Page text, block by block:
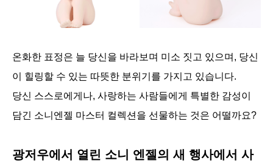
온화한 표정은 늘 당신을 바라보며 미소 짓고 있으며, 당신
이 힐링할 수 있는 따뜻한 분위기를 가지고 있습니다.
당신 스스로에게나, 사랑하는 사람들에게 특별한 감성이
담긴 소니엔젤 마스터 컬렉션을 선물하는 것은 어떨까요?
광저우에서 열린 소니 엔젤의 새 행사에서 사